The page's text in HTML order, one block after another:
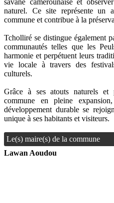
savane camerounaise et
naturel. Ce site représente un
commune et contribue à la
Tcholliré se distingue également
communautés telles que les
harmonie et perpétuent leurs
vie locale à travers des
culturels.
Grâce à ses atouts naturels et
commune en pleine
développement durable se
unique à ses habitants et visiteurs.
Le(s) maire(s) de la commune
Lawan Aoudou